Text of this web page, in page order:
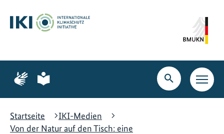
Hauptinhalt
springen
Suche
springen
Hauptnavigation
springen
Zur
Seite
Gebärdensprache
Zur
Seite
leichte
Suche
öffnen
Startseite
IKI-Medien
Von der Natur auf den Tisch: eine